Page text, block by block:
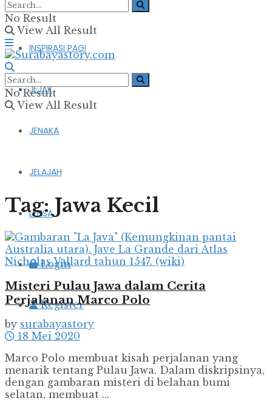
FIKSI & PUISI
INSPIRASI PAGI
JEJAK
JENAKA
JELAJAH
LENSA
Login
Register
No Result
View All Result
No Result
View All Result
Tag:Jawa Kecil
Misteri Pulau Jawa dalam Cerita
Perjalanan Marco Polo
by surabayastory
18 Mei 2020
Marco Polo membuat kisah perjalanan yang
menarik tentang Pulau Jawa. Dalam diskripsinya,
dengan gambaran misteri di belahan bumi
selatan, membuat ...